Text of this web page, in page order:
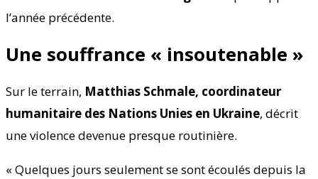
l’année précédente.
Une souffrance « insoutenable »
Sur le terrain, Matthias Schmale, coordinateur
humanitaire des Nations Unies en Ukraine, décrit
une violence devenue presque routinière.
« Quelques jours seulement se sont écoulés depuis la